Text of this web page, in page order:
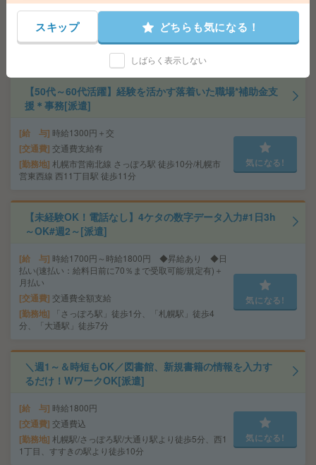
時給1400円 月収例 219,240円
交通費 全額支給
気になる!
【50代～60代活躍】経験を活かす落着いた職場*補助金支
援＊事務[派遣]
給 与 時給1300円＋交
交通費 交通費支給有
勤務地 札幌市営南北線 さっぽろ駅 徒歩10分/札幌市
営東西線 西11丁目駅 徒歩11分
気になる!
【未経験OK！電話なし】4ケタの数字データ入力#1日3h
～OK#週2～[派遣]
給 与 時給1700円～時給1800円 ◆昇給あり ◆日
払い(速払い：給料日前に70％まで受取可能/規定有)＋
月払い
交通費 交通費全額支給
勤務地
「さっぽろ駅」徒歩1分、「札幌駅」徒歩4
分、「大通駅」徒歩7分
気になる!
＼週1～＆時短もOK／図書館、新規書籍の情報を入力す
るだけ！WワークOK[派遣]
給 与 時給1800円
交通費 交通費込
勤務地 札幌駅/さっぽろ駅/大通り駅より徒歩5分、西1
1丁目、すすきの駅より徒歩10分
気になる!
スキップ どちらも気になる！
しばらく表示しない